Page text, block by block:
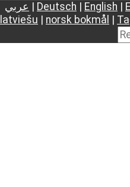
عربي Deutsch English
latviešu
norsk bokmål